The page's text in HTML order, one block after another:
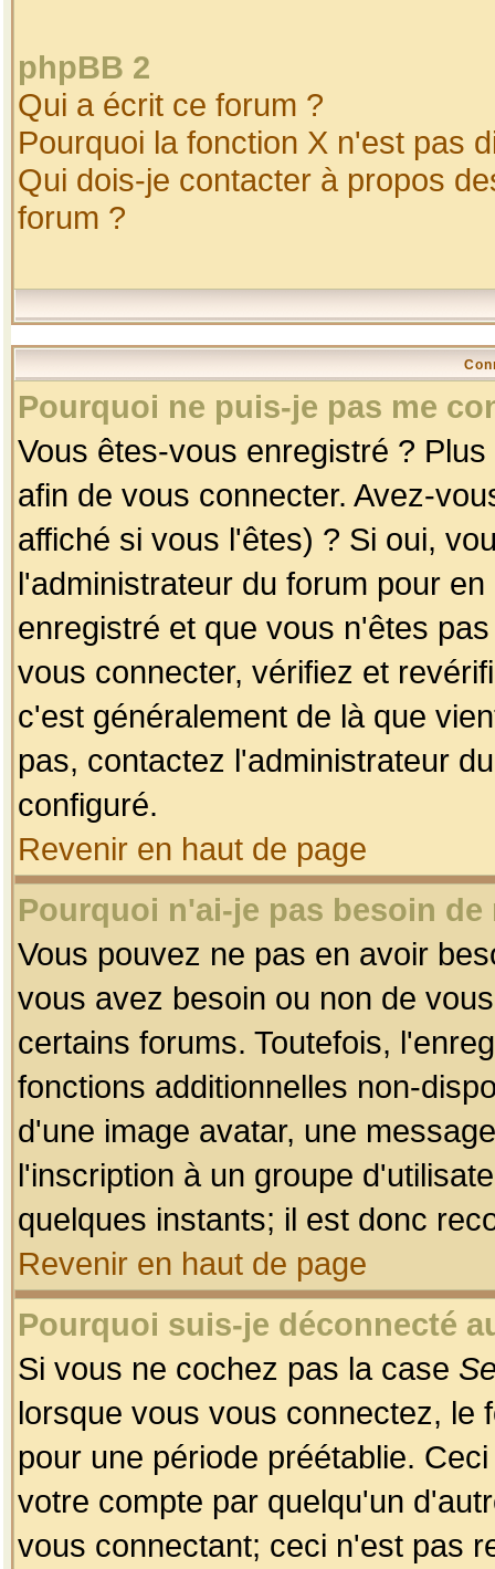
phpBB 2
Qui a écrit ce forum ?
Pourquoi la fonction X n'est pas
Qui dois-je contacter à propos
forum ?
Pourquoi ne puis-je pas me
Vous êtes-vous enregistré ?
afin de vous connecter. Avez-
affiché si vous l'êtes) ? Si oui,
l'administrateur du forum pour
enregistré et que vous n'êtes
vous connecter, vérifiez et
c'est généralement de là que
pas, contactez l'administrateur
configuré.
Revenir en haut de page
Pourquoi n'ai-je pas besoin
Vous pouvez ne pas en avoir
vous avez besoin ou non de
certains forums. Toutefois,
fonctions additionnelles non-
d'une image avatar, une
l'inscription à un groupe
quelques instants; il est donc
Revenir en haut de page
Pourquoi suis-je déconnecté
Si vous ne cochez pas la case
lorsque vous vous connectez, le
pour une période préétablie.
votre compte par quelqu'un
vous connectant; ceci n'est pas